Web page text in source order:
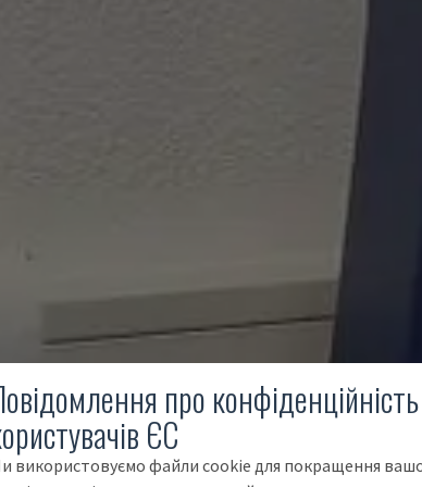
про
ЄС
використовуємо файли cookie для покращення